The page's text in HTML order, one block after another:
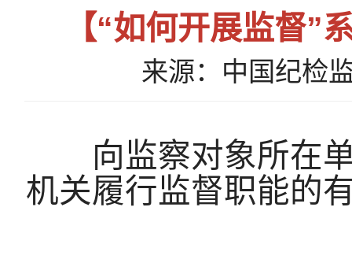
【“如何开展监督”
来源：中国纪检
向监察对象所在单
机关履行监督职能的